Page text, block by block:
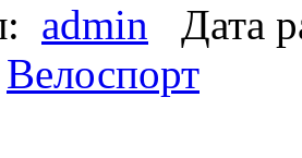
admin Дата
Велоспорт